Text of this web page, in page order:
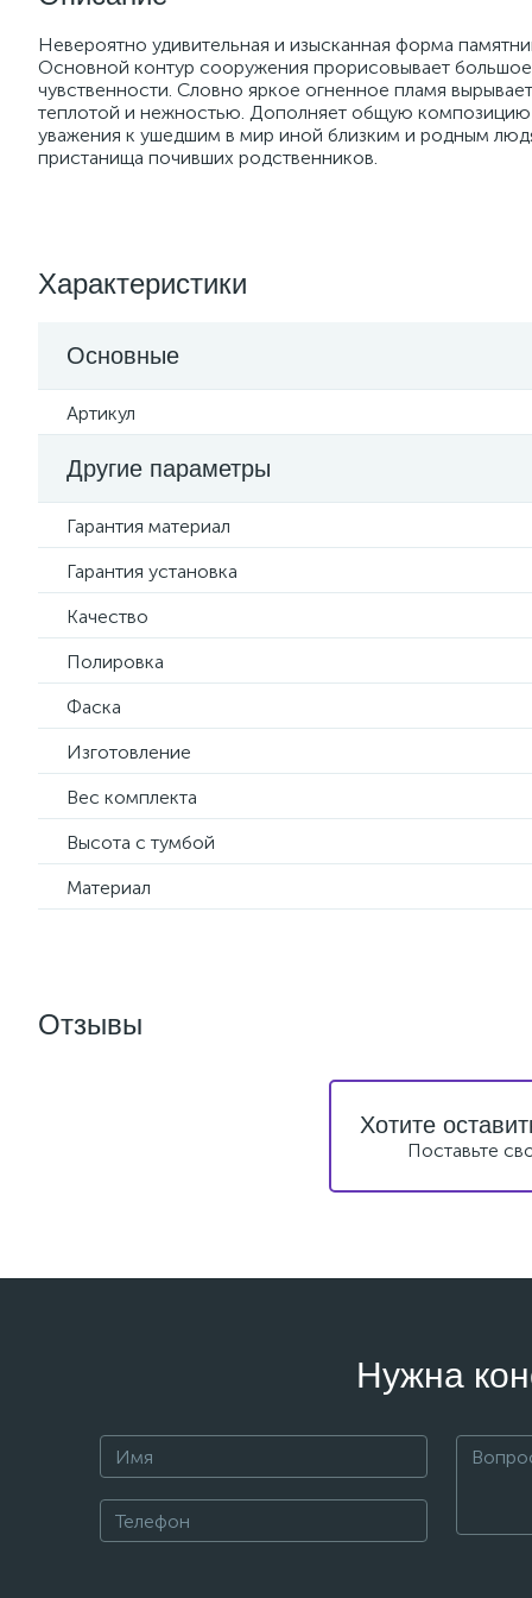
Невероятно удивительная и изысканная форма
Основной контур сооружения прорисовывает
чувственности. Словно яркое огненное пламя
теплотой и нежностью. Дополняет общую
уважения к ушедшим в мир иной близким и родным
пристанища почивших родственников.
Характеристики
Основные
Артикул
Другие параметры
Гарантия материал
Гарантия установка
Качество
Полировка
Фаска
Изготовление
Вес комплекта
Высота с тумбой
Материал
Отзывы
Хотите
Поставьте
Нужна